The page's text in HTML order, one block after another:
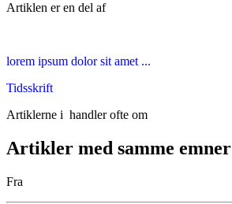
Artiklen er en del af
lorem ipsum dolor sit amet ...
Tidsskrift
Artiklerne i handler ofte om
Artikler med samme emner
Fra